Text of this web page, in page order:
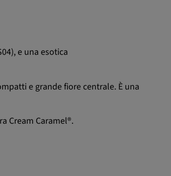
e una esotica
e grande fiore centrale. È una
Cream Caramel®.